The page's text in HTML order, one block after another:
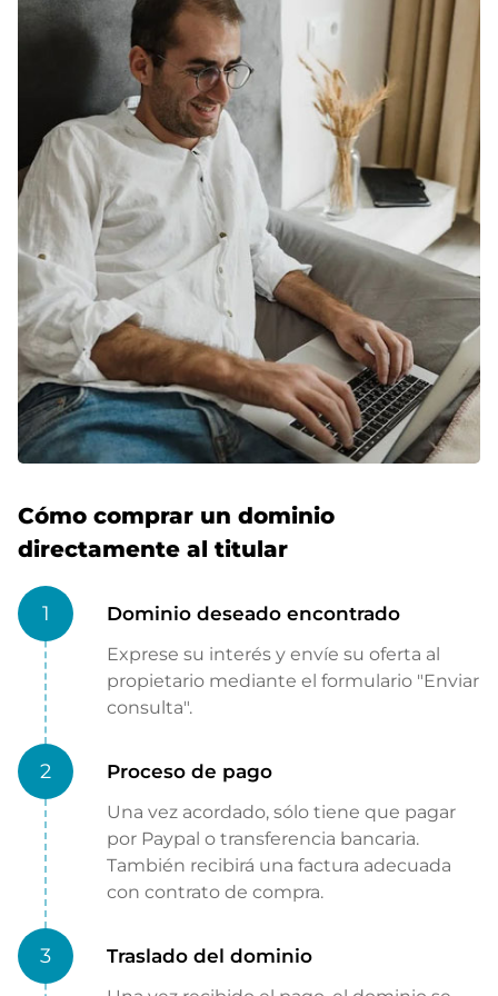
Cómo comprar un dominio
directamente al titular
1 Dominio deseado encontrado
Exprese su interés y envíe su oferta al
propietario mediante el formulario "Enviar
consulta".
2 Proceso de pago
Una vez acordado, sólo tiene que pagar
por Paypal o transferencia bancaria.
También recibirá una factura adecuada
con contrato de compra.
3 Traslado del dominio